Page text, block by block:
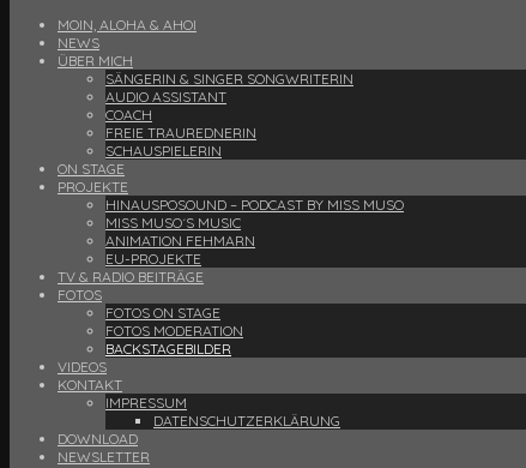
MOIN, ALOHA & AHOI
NEWS
ÜBER MICH
SÄNGERIN & SINGER SONGWRITERIN
AUDIO ASSISTANT
COACH
FREIE TRAUREDNERIN
SCHAUSPIELERIN
ON STAGE
PROJEKTE
HINAUSPOSOUND – PODCAST BY MISS MUSO
MISS MUSO´S MUSIC
ANIMATION FEHMARN
EU-PROJEKTE
TV & RADIO BEITRÄGE
FOTOS
FOTOS ON STAGE
FOTOS MODERATION
BACKSTAGEBILDER
VIDEOS
KONTAKT
IMPRESSUM
DATENSCHUTZERKLÄRUNG
DOWNLOAD
NEWSLETTER